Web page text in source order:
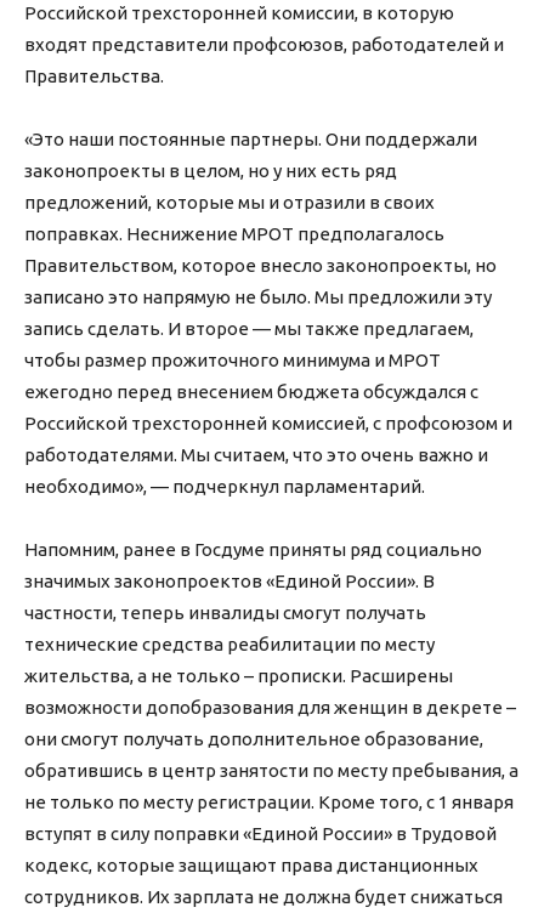
Российской трехсторонней комиссии, в которую
входят представители профсоюзов, работодателей и
Правительства.
«Это наши постоянные партнеры. Они поддержали
законопроекты в целом, но у них есть ряд
предложений, которые мы и отразили в своих
поправках. Неснижение МРОТ предполагалось
Правительством, которое внесло законопроекты, но
записано это напрямую не было. Мы предложили эту
запись сделать. И второе — мы также предлагаем,
чтобы размер прожиточного минимума и МРОТ
ежегодно перед внесением бюджета обсуждался с
Российской трехсторонней комиссией, с профсоюзом и
работодателями. Мы считаем, что это очень важно и
необходимо», — подчеркнул парламентарий.
Напомним, ранее в Госдуме приняты ряд социально
значимых законопроектов «Единой России». В
частности, теперь инвалиды смогут получать
технические средства реабилитации по месту
жительства, а не только – прописки. Расширены
возможности допобразования для женщин в декрете –
они смогут получать дополнительное образование,
обратившись в центр занятости по месту пребывания, а
не только по месту регистрации. Кроме того, с 1 января
вступят в силу поправки «Единой России» в Трудовой
кодекс, которые защищают права дистанционных
сотрудников. Их зарплата не должна будет снижаться